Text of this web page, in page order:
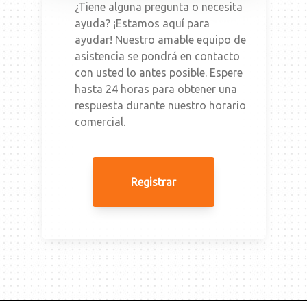
¿Tiene alguna pregunta o necesita
ayuda? ¡Estamos aquí para
ayudar! Nuestro amable equipo de
asistencia se pondrá en contacto
con usted lo antes posible. Espere
hasta 24 horas para obtener una
respuesta durante nuestro horario
comercial.
Registrar